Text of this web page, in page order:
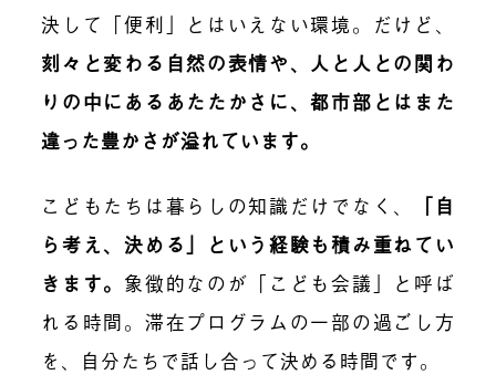
決して「便利」とはいえない環境。だけど、
刻々と変わる自然の表情や、人と人との関わ
りの中にあるあたたかさに、都市部とはまた
違った豊かさが溢れています。
こどもたちは暮らしの知識だけでなく、
「自
ら考え、決める」という経験も積み重ねてい
きます。 象徴的なのが「こども会議」と呼ば
れる時間。滞在プログラムの一部の過ごし方
を、自分たちで話し合って決める時間です。